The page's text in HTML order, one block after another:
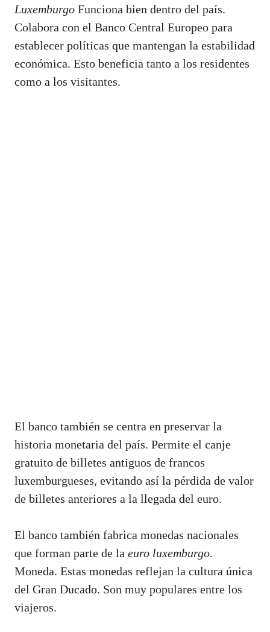
Luxemburgo Funciona bien dentro del país.
Colabora con el Banco Central Europeo para
establecer políticas que mantengan la estabilidad
económica. Esto beneficia tanto a los residentes
como a los visitantes.
El banco también se centra en preservar la
historia monetaria del país. Permite el canje
gratuito de billetes antiguos de francos
luxemburgueses, evitando así la pérdida de valor
de billetes anteriores a la llegada del euro.
El banco también fabrica monedas nacionales
que forman parte de la euro luxemburgo.
Moneda. Estas monedas reflejan la cultura única
del Gran Ducado. Son muy populares entre los
viajeros.